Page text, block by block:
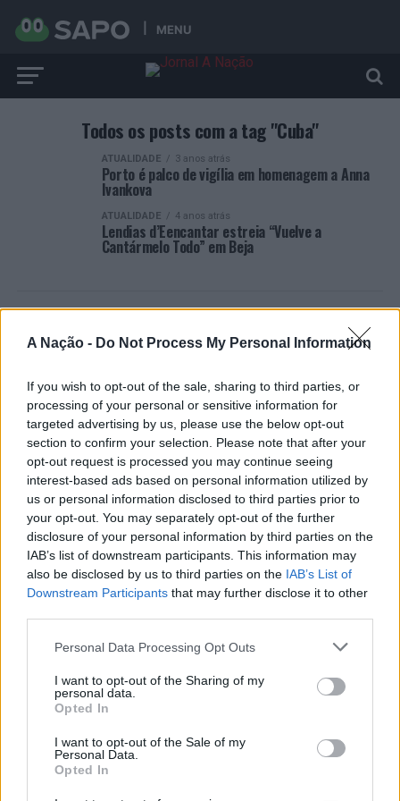
A Nação - Do Not Process My Personal Information
If you wish to opt-out of the sale, sharing to third parties, or
processing of your personal or sensitive information for
targeted advertising by us, please use the below opt-out
section to confirm your selection. Please note that after your
opt-out request is processed you may continue seeing
interest-based ads based on personal information utilized by
us or personal information disclosed to third parties prior to
your opt-out. You may separately opt-out of the further
disclosure of your personal information by third parties on the
IAB’s list of downstream participants. This information may
also be disclosed by us to third parties on the IAB’s List of
Downstream Participants that may further disclose it to other
Personal Data Processing Opt Outs
I want to opt-out of the Sharing of my
personal data.
Opted In
I want to opt-out of the Sale of my
Personal Data.
Opted In
MENU
Todos os posts com a tag "Cuba"
ATUALIDADE 3 anos atrás
Porto é palco de vigília em homenagem a Anna
Ivankova
ATUALIDADE 4 anos atrás
Lendias d’Eencantar estreia “Vuelve a
Cantármelo Todo” em Beja
“Millennium Estoril Open 2026” regressou ao circuito ATP
com vitória do francês Luca Van Assche
Castelo Branco: “Bienal Internacional de Artes e Ofícios”
promete afirmar artesanato, património e inovação como
“motores de desenvolvimento económico e cultural” do
município português
Covilhã: Especialista aponta investimento estrangeiro e
valorização imobiliária como motores do crescimento da
Rio de Janeiro: Governo do Estado propõe parceria com a
exterior”